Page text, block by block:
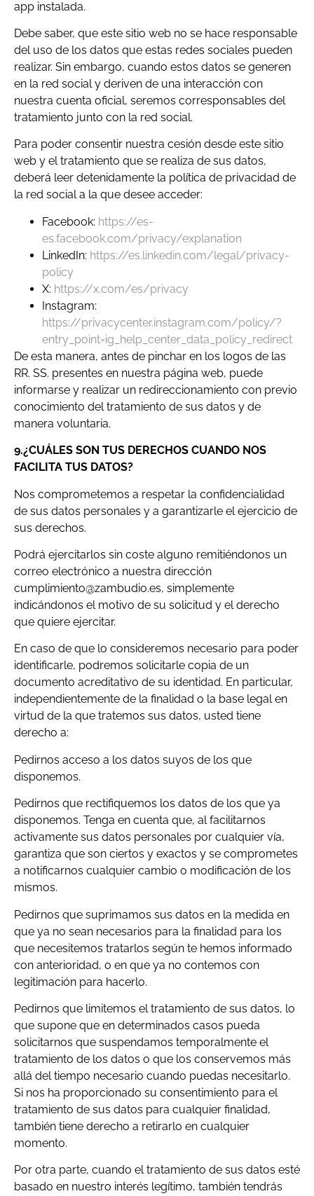
app instalada.
Debe saber, que este sitio web no se hace responsable
del uso de los datos que estas redes sociales pueden
realizar. Sin embargo, cuando estos datos se generen
en la red social y deriven de una interacción con
nuestra cuenta oficial, seremos corresponsables del
tratamiento junto con la red social.
Para poder consentir nuestra cesión desde este sitio
web y el tratamiento que se realiza de sus datos,
deberá leer detenidamente la política de privacidad de
la red social a la que desee acceder:
Facebook: https://es-
es.facebook.com/privacy/explanation
LinkedIn: https://es.linkedin.com/legal/privacy-
policy
X: https://x.com/es/privacy
Instagram:
https://privacycenter.instagram.com/policy/?
entry_point=ig_help_center_data_policy_redirect
De esta manera, antes de pinchar en los logos de las
RR. SS. presentes en nuestra página web, puede
informarse y realizar un redireccionamiento con previo
conocimiento del tratamiento de sus datos y de
manera voluntaria.
9.¿CUÁLES SON TUS DERECHOS CUANDO NOS
FACILITA TUS DATOS?
Nos comprometemos a respetar la confidencialidad
de sus datos personales y a garantizarle el ejercicio de
sus derechos.
Podrá ejercitarlos sin coste alguno remitiéndonos un
correo electrónico a nuestra dirección
cumplimiento@zambudio.es, simplemente
indicándonos el motivo de su solicitud y el derecho
que quiere ejercitar.
En caso de que lo consideremos necesario para poder
identificarle, podremos solicitarle copia de un
documento acreditativo de su identidad. En particular,
independientemente de la finalidad o la base legal en
virtud de la que tratemos sus datos, usted tiene
derecho a:
Pedirnos acceso a los datos suyos de los que
disponemos.
Pedirnos que rectifiquemos los datos de los que ya
disponemos. Tenga en cuenta que, al facilitarnos
activamente sus datos personales por cualquier vía,
garantiza que son ciertos y exactos y se comprometes
a notificarnos cualquier cambio o modificación de los
mismos.
Pedirnos que suprimamos sus datos en la medida en
que ya no sean necesarios para la finalidad para los
que necesitemos tratarlos según te hemos informado
con anterioridad, o en que ya no contemos con
legitimación para hacerlo.
Pedirnos que limitemos el tratamiento de sus datos, lo
que supone que en determinados casos pueda
solicitarnos que suspendamos temporalmente el
tratamiento de los datos o que los conservemos más
allá del tiempo necesario cuando puedas necesitarlo.
Si nos ha proporcionado su consentimiento para el
tratamiento de sus datos para cualquier finalidad,
también tiene derecho a retirarlo en cualquier
momento.
Por otra parte, cuando el tratamiento de sus datos esté
basado en nuestro interés legítimo, también tendrás